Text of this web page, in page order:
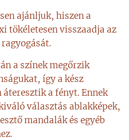
ajánljuk, hiszen a
tökéletesen visszaadja az
a színek megőrzik
így a kész
a fényt. Ennek
választás ablakképek,
mandalák és egyéb